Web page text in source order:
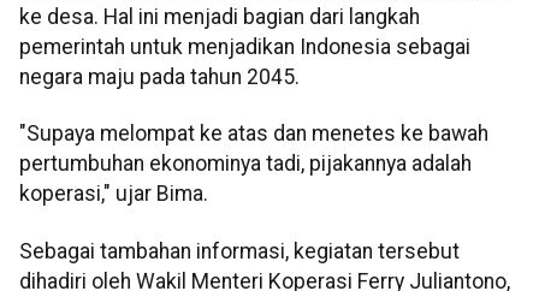
ke desa. Hal ini menjadi bagian dari langkah
pemerintah untuk menjadikan Indonesia sebagai
negara maju pada tahun 2045.
"Supaya melompat ke atas dan menetes ke bawah
pertumbuhan ekonominya tadi, pijakannya adalah
koperasi," ujar Bima.
Sebagai tambahan informasi, kegiatan tersebut
dihadiri oleh Wakil Menteri Koperasi Ferry Juliantono,